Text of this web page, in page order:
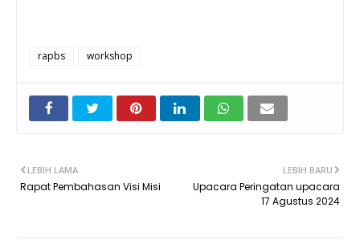
rapbs workshop
LEBIH BARU
Upacara Peringatan upacara
17 Agustus 2024
LEBIH LAMA
Rapat Pembahasan Visi Misi